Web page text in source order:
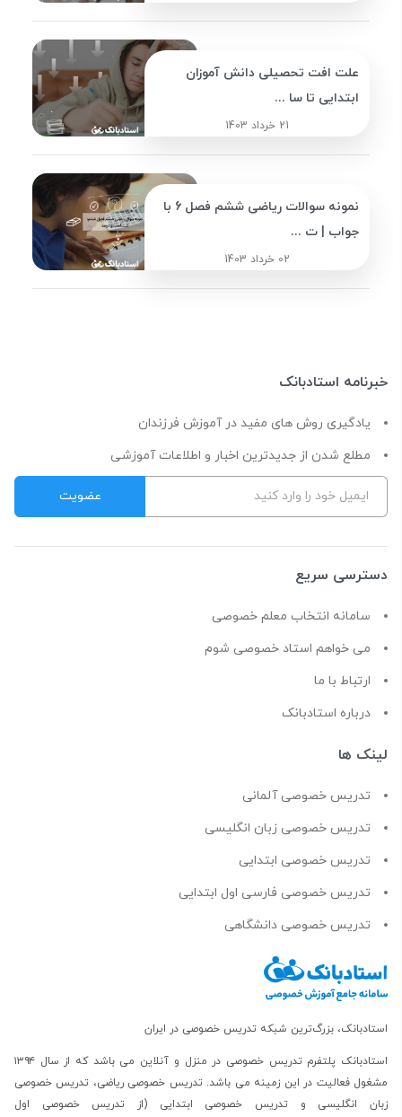
علت افت تحصیلی دانش آموزان
ابتدایی تا سا ...
21 خرداد 1403
نمونه سوالات ریاضی ششم فصل 6 با
جواب | ت ...
02 خرداد 1403
خبرنامه استادبانک
یادگیری روش های مفید در آموزش فرزندان
مطلع شدن از جدیدترین اخبار و اطلاعات آموزشی
دسترسی سریع
سامانه انتخاب معلم خصوصی
می خواهم استاد خصوصی شوم
ارتباط با ما
درباره استادبانک
لینک ها
تدریس خصوصی آلمانی
تدریس خصوصی زبان انگلیسی
تدریس خصوصی ابتدایی
تدریس خصوصی فارسی اول ابتدایی
تدریس خصوصی دانشگاهی
استادبانک، بزرگ‌ترین شبکه تدریس خصوصی در ایران
استادبانک پلتفرم تدریس خصوصی در منزل و آنلاین
می باشد که از سال ۱۳۹۴
مشغول فعالیت در این زمینه می باشد.تدریس خصوصی ریاضی، تدریس خصوصی
زبان انگلیسی و تدریس خصوصی ابتدایی (از تدریس خصوصی اول